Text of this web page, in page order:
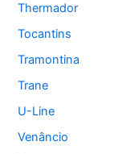
Thermador
Tocantins
Tramontina
Trane
U-Line
Venâncio